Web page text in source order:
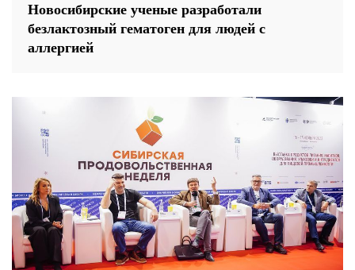
Новосибирские ученые разработали
безлактозный гематоген для людей с
аллергией